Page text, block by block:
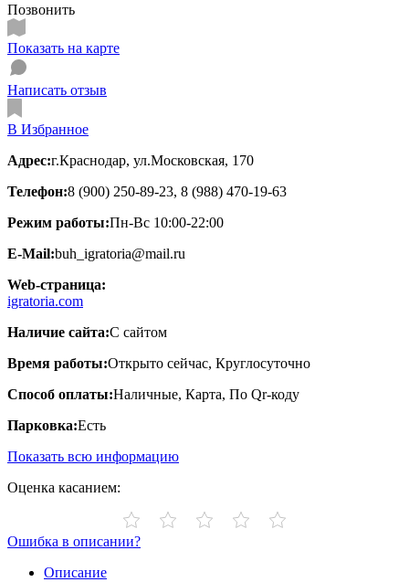
Позвонить
Показать на карте
Написать отзыв
В Избранное
Адрес:г.Краснодар, ул.Московская, 170
Телефон:8 (900) 250-89-23, 8 (988) 470-19-63
Режим работы:Пн-Вс 10:00-22:00
E-Mail:buh_igratoria@mail.ru
Web-страница:
igratoria.com
Наличие сайта:С сайтом
Время работы:Открыто сейчас, Круглосуточно
Способ оплаты:Наличные, Карта, По Qr-коду
Парковка:Есть
Показать всю информацию
Оценка касанием:
Ошибка в описании?
Описание